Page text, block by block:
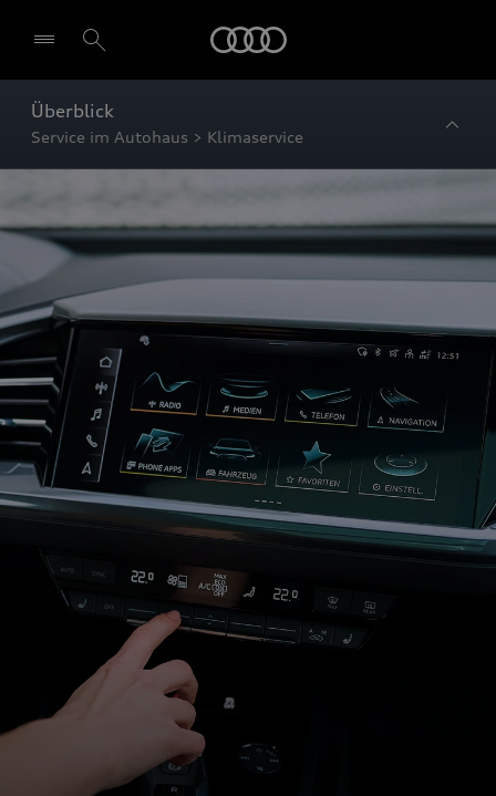
Überblick
Service im Autohaus > Klimaservice